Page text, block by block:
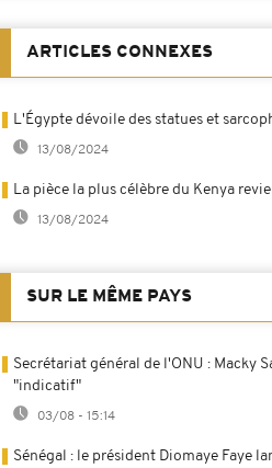
ARTICLES CONNEXES
L'Égypte dévoile des statues et
13/08/2024
La pièce la plus célèbre du Kenya
13/08/2024
SUR LE MÊME PAYS
Secrétariat général de l'ONU : Macky
"indicatif"
03/08 - 15:14
Sénégal : le président Diomaye Faye